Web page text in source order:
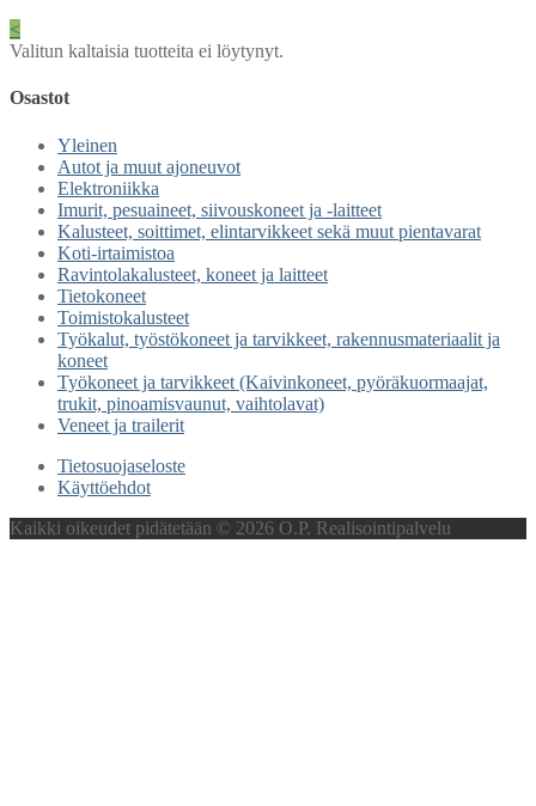
<
Valitun kaltaisia tuotteita ei löytynyt.
Osastot
Yleinen
Autot ja muut ajoneuvot
Elektroniikka
Imurit, pesuaineet, siivouskoneet ja -laitteet
Kalusteet, soittimet, elintarvikkeet sekä muut pientavarat
Koti-irtaimistoa
Ravintolakalusteet, koneet ja laitteet
Tietokoneet
Toimistokalusteet
Työkalut, työstökoneet ja tarvikkeet, rakennusmateriaalit ja
koneet
Työkoneet ja tarvikkeet (Kaivinkoneet, pyöräkuormaajat,
trukit, pinoamisvaunut, vaihtolavat)
Veneet ja trailerit
Tietosuojaseloste
Käyttöehdot
Kaikki oikeudet pidätetään © 2026 O.P. Realisointipalvelu